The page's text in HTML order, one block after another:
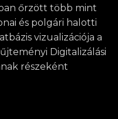
őrzött több mint
és polgári halotti
vizualizációja a
Digitalizálási
részeként